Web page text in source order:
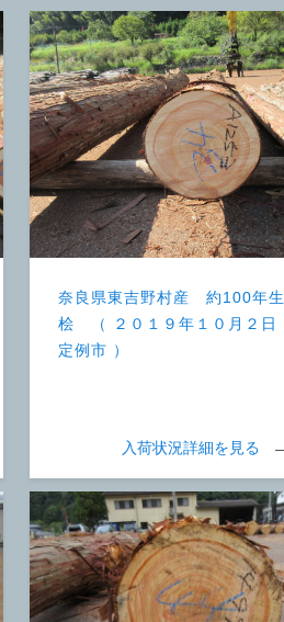
奈良県東吉野村産 約100年生
桧 （ ２０１９年１０月２日
定例市 ）
入荷状況詳細を見る